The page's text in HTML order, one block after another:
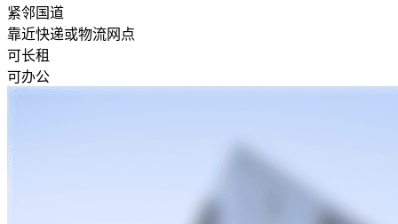
紧邻国道
靠近快递或物流网点
可长租
可办公